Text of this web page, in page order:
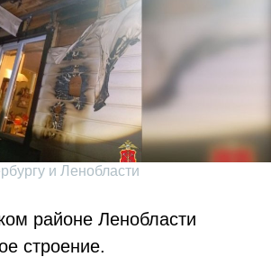
и Ленобласти
районе Ленобласти
строение.